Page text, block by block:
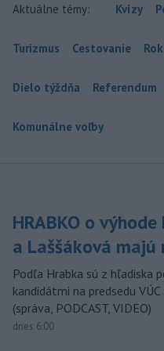
Aktuálne témy: Kvízy
Turizmus Cestovanie
Dielo týždňa Referendum
Komunálne voľby
HRABKO o
a Laššáková
Podľa Hrabka sú z hľadiska
kandidátmi na predsedu
(správa, PODCAST, VIDEO)
dnes 6:00